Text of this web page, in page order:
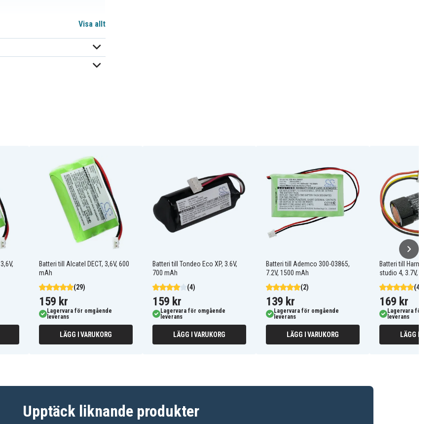
NTM/BKBNB 101 13/1
Alcatel ALTISET S GAP
Alcatel Altiset Vocal
Alcatel Altset VOCAL M
Alcatel EOLE 170
Alcatel Easy S
Alcatel One Touch Vocal
Alcatel Vokal M
Ericsson DECT200
Ericsson DT290
VOCAL
Visa allt
Batteri till Alcatel DECT, 3,6V, 600
mAh
(29)
159 kr
Lagervara för omgående
leverans
LÄGG I VARUKORG
Batteri till Tondeo Eco XP, 3.6V,
700 mAh
(4)
159 kr
Lagervara för omgående
leverans
LÄGG I VARUKORG
Batteri till Ademco 300-03865,
7.2V, 1500 mAh
(2)
139 kr
Lagervara för omgående
leverans
LÄGG I VARUKORG
Batteri till Harman/
studio 4, 3.7V, 3000
(45)
169 kr
Lagervara för
leverans
LÄGG I
Upptäck liknande produkter